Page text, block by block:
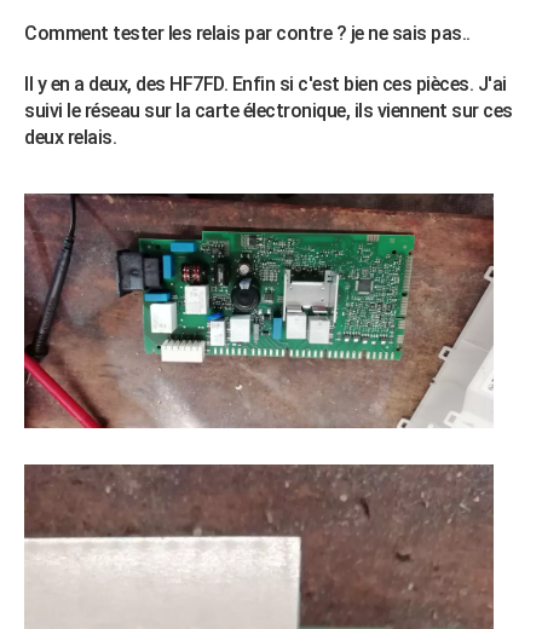
Comment tester les relais par contre ? je ne sais pas..
Il y en a deux, des HF7FD. Enfin si c'est bien ces pièces. J'ai
suivi le réseau sur la carte électronique, ils viennent sur ces
deux relais.